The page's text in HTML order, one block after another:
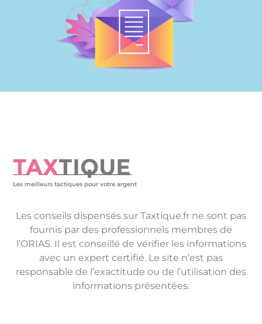
TAXTIQUE
Les meilleurs tactiques pour votre argent
Les conseils dispensés sur Taxtique.fr ne sont pas
fournis par des professionnels membres de
l’ORIAS. Il est conseillé de vérifier les informations
avec un expert certifié. Le site n’est pas
responsable de l’exactitude ou de l’utilisation des
informations présentées.